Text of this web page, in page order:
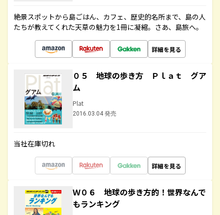
絶景スポットから島ごはん、カフェ、歴史的名所まで、島の人
たちが教えてくれた天草の魅力を1冊に凝縮。さあ、島旅へ。
詳細を見る
０５ 地球の歩き方 Ｐｌａｔ グア
ム
Plat
2016.03.04 発売
当社在庫切れ
詳細を見る
Ｗ０６ 地球の歩き方的！世界なんで
もランキング